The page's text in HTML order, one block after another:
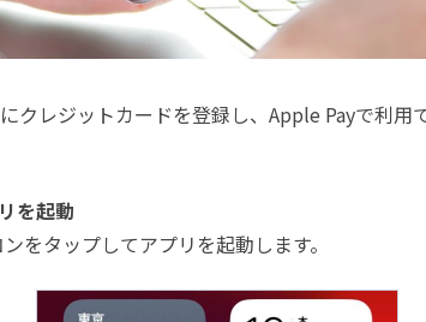
クレジットカードを登録し、Apple Payで利用
を起動
をタップしてアプリを起動します。